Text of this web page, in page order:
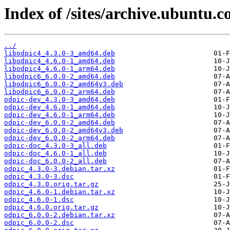
Index of /sites/
../
libodpic4_4.3.0-3_amd64.deb
libodpic4_4.6.0-1_amd64.deb
libodpic4_4.6.0-1_arm64.deb
libodpic6_6.0.0-2_amd64.deb
libodpic6_6.0.0-2_amd64v3.deb
libodpic6_6.0.0-2_arm64.deb
odpic-dev_4.3.0-3_amd64.deb
odpic-dev_4.6.0-1_amd64.deb
odpic-dev_4.6.0-1_arm64.deb
odpic-dev_6.0.0-2_amd64.deb
odpic-dev_6.0.0-2_amd64v3.deb
odpic-dev_6.0.0-2_arm64.deb
odpic-doc_4.3.0-3_all.deb
odpic-doc_4.6.0-1_all.deb
odpic-doc_6.0.0-2_all.deb
odpic_4.3.0-3.debian.tar.xz
odpic_4.3.0-3.dsc
odpic_4.3.0.orig.tar.gz
odpic_4.6.0-1.debian.tar.xz
odpic_4.6.0-1.dsc
odpic_4.6.0.orig.tar.gz
odpic_6.0.0-2.debian.tar.xz
odpic_6.0.0-2.dsc